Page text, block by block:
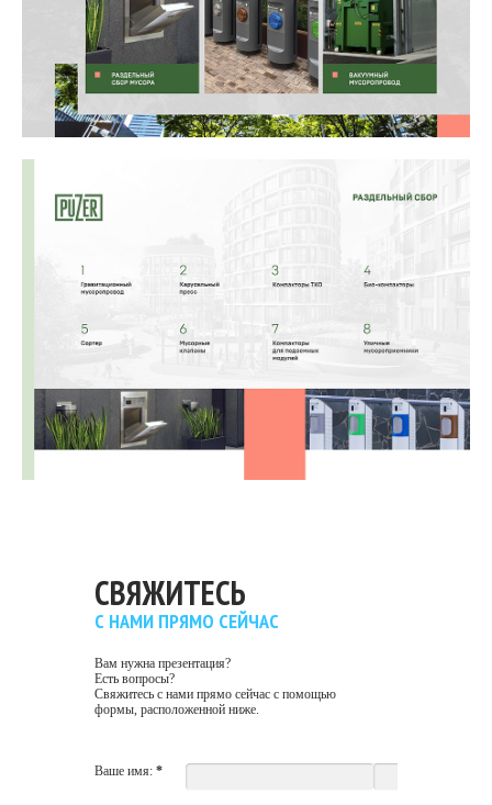
СВЯЖИТЕСЬ
С НАМИ ПРЯМО СЕЙЧАС
Вам нужна презентация?
Есть вопросы?
Свяжитесь с нами прямо сейчас с помощью
формы, расположенной ниже.
Ваше имя: *